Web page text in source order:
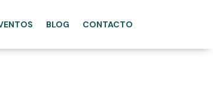
BLOG CONTACTO